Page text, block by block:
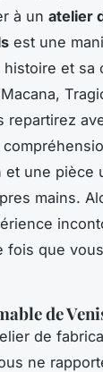
à un atelier
est une
et sa
repartirez
et une pièce
mains.
fois que
de
de
ne